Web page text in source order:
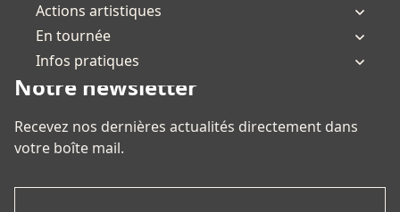
Actions artistiques
En tournée
Infos pratiques
Notre newsletter
Recevez nos dernières actualités directement dans
votre boîte mail.